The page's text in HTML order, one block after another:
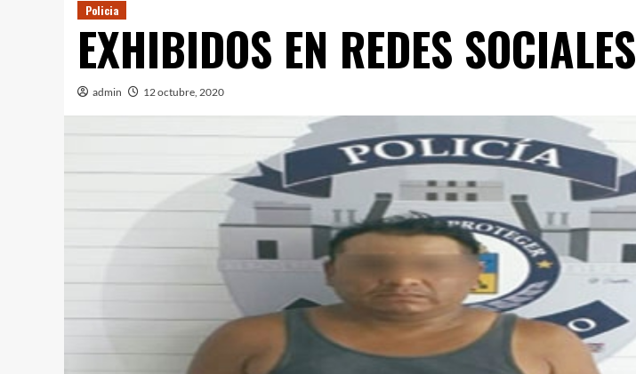
Policia
EXHIBIDOS EN REDES SOCIALES
admin 12 octubre, 2020